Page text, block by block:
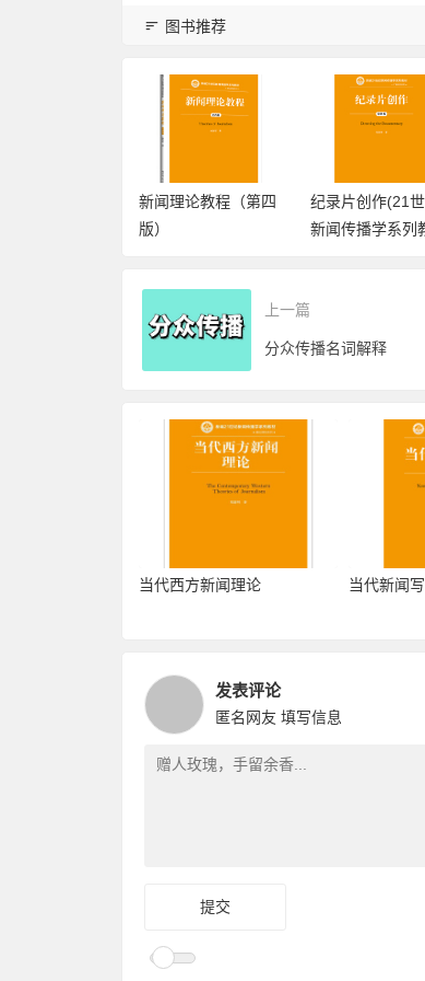
图书推荐
新闻理论教程（第四
版）
纪录片创作(21
新闻传播学系列
上一篇
分众传播名词解释
当代西方新闻理论 当代新闻
发表评论
匿名网友 填写信息